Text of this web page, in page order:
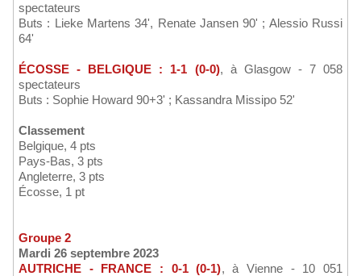
spectateurs
Buts : Lieke Martens 34', Renate Jansen 90' ; Alessio Russi
64'
ÉCOSSE - BELGIQUE : 1-1 (0-0), à Glasgow - 7 058
spectateurs
Buts : Sophie Howard 90+3' ; Kassandra Missipo 52'
Classement
Belgique, 4 pts
Pays-Bas, 3 pts
Angleterre, 3 pts
Écosse, 1 pt
Groupe 2
Mardi 26 septembre 2023
AUTRICHE - FRANCE : 0-1 (0-1), à Vienne - 10 051